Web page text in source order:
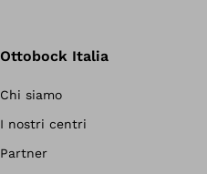
Ottobock Italia
Chi siamo
I nostri centri
Partner